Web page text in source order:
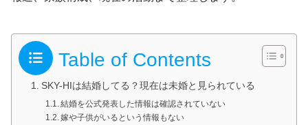
Table of Contents
SKY-HIは結婚してる？現在は未婚と見られている
結婚を公式発表した情報は確認されていない
嫁や子供がいるという情報もない